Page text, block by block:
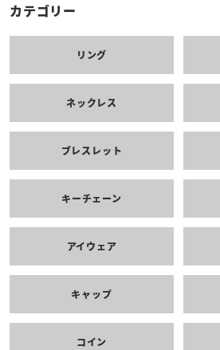
カテゴリー
リング
ネックレス
ブレスレット
キーチェーン
アイウェア
キャップ
コイン